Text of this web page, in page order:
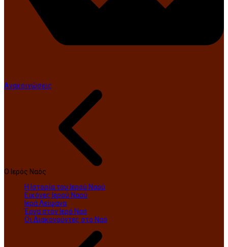
Ανακοινώσεις
Ο Ιερός Ναός
Η Ιστορία του Ιερού Ναού
Εικόνες Ιερού Ναού
Ιερά Λείψανα
Έργα στον Ιερό Ναό
Οι Διακονούντες στο Ναό